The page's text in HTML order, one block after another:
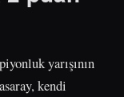
yarışının
kendi